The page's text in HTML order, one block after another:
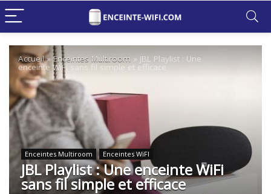
Accueil»Enceintes Multiroom » JBL Playlist : Une
enceinte WiFi sans fil simple et efficace
Enceintes Multiroom Enceintes WiFI
JBL Playlist : Une enceinte WiFi
sans fil simple et efficace